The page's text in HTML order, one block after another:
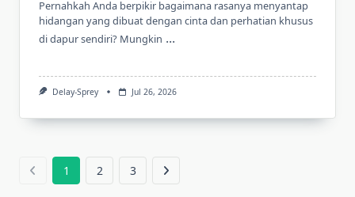
Pernahkah Anda berpikir bagaimana rasanya menyantap
hidangan yang dibuat dengan cinta dan perhatian khusus
di dapur sendiri? Mungkin ...
Delay-Sprey Jul 26, 2026
1 2 3